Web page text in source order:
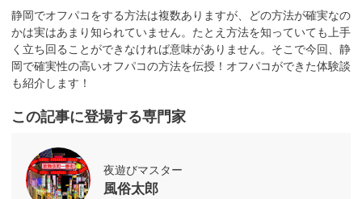
静岡でオフパコをする方法は複数ありますが、どの方法が確実なの
かは実はあまり知られていません。たとえ方法を知っていても上手
く立ち回ることができなければ意味がありません。そこで今回、静
岡で確実性の高いオフパコの方法を伝授！オフパコができた体験談
も紹介します！
この記事に登場する専門家
夜遊びマスター
風俗太郎